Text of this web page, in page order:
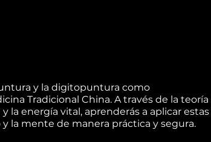
y la digitopuntura como
Tradicional China. A través de la teoría
la energía vital, aprenderás a aplicar estas
la mente de manera práctica y segura.